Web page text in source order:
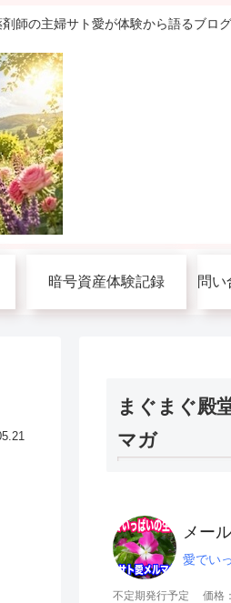
師の主婦サト愛が体験から語るブログ
暗号資産体験記録 問い
まぐまぐ殿
マガ
メー
愛でい
不定期発行予定 価格